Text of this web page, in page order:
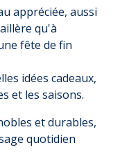
appréciée, aussi
qu'à
fête de fin
idées cadeaux,
et les saisons.
et durables,
quotidien